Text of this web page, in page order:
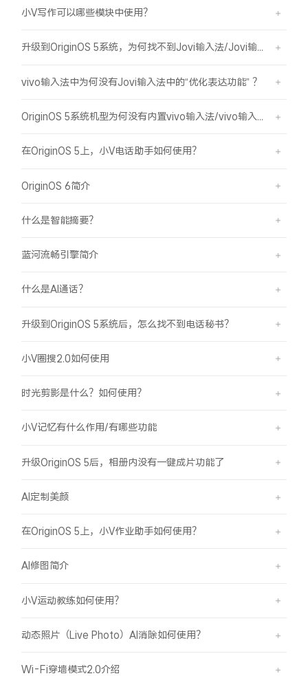
小V写作可以哪些模块中使用？
升级到OriginOS 5系统，为何找不到Jovi输入法/Jovi输入法Pro？
vivo输入法中为何没有Jovi输入法中的“优化表达功能” ？
在OriginOS 5上，小V电话助手如何使用？
OriginOS 6简介
什么是智能摘要？
蓝河流畅引擎简介
什么是AI通话？
升级到OriginOS 5系统后，怎么找不到电话秘书？
小V圈搜2.0如何使用
时光剪影是什么？如何使用？
小V记忆有什么作用/有哪些功能
升级OriginOS 5后，相册内没有一键成片功能了
AI定制美颜
在OriginOS 5上，小V作业助手如何使用？
AI修图简介
小V运动教练如何使用？
动态照片（Live Photo）AI消除如何使用？
Wi-Fi穿墙模式2.0介绍